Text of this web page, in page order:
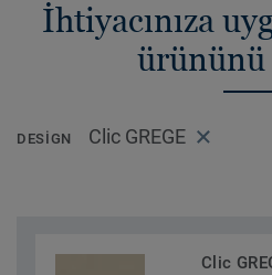
İhtiyacınıza
DESIGN Clic GREGE
Clic